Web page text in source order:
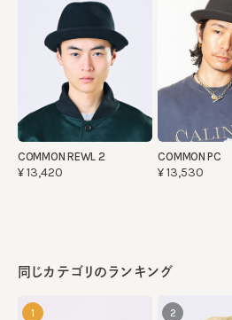
COMMON REWL 2
¥13,420
COMMON PC
¥13,530
同じカテゴリのランキング
1 2